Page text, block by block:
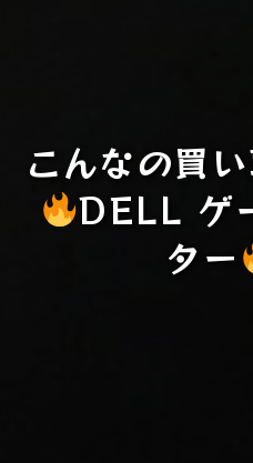
こんなの買
DELL ゲ
ター